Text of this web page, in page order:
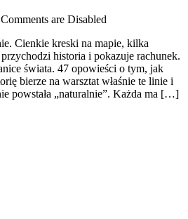
Comments are Disabled
Cienkie kreski na mapie, kilka
historia i pokazuje rachunek.
świata. 47 opowieści o tym, jak
bierze na warsztat właśnie te linie i
powstała „naturalnie”. Każda ma […]